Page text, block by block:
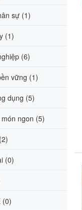
sự (1)
(1)
(6)
vững (1)
dụng (5)
ngon (5)
(0)
(0)